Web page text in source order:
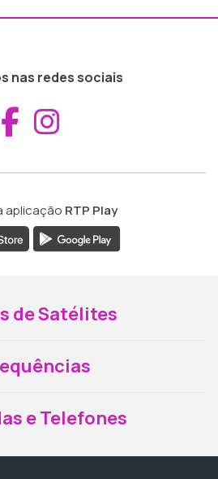
nas redes sociais
Aceder ao
aplicação RTP Play
de Satélites
e Telefones